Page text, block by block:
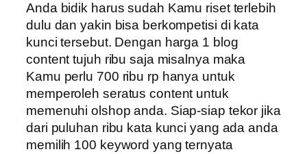
Anda bidik harus sudah Kamu riset terlebih
dulu dan yakin bisa berkompetisi di kata
kunci tersebut. Dengan harga 1 blog
content tujuh ribu saja misalnya maka
Kamu perlu 700 ribu rp hanya untuk
memperoleh seratus content untuk
memenuhi olshop anda. Siap-siap tekor jika
dari puluhan ribu kata kunci yang ada anda
memilih 100 keyword yang ternyata